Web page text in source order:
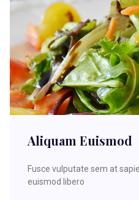
Aliquam Euismod
Fusce vulputate sem at
euismod libero